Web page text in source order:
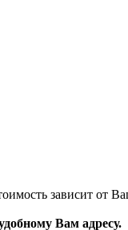
зависит от
Вам адресу.